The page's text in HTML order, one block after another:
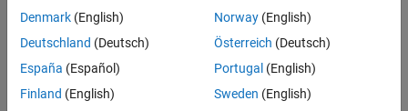
downloadWaveform
Examples
Denmark (English)
Deutschland (Deutsch)
España (Español)
Finland (English)
Norway(English)
Österreich (Deutsch)
Portugal (English)
Sweden (English)